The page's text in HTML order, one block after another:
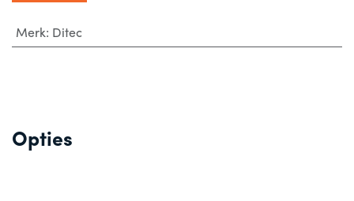
Merk: Ditec
Opties